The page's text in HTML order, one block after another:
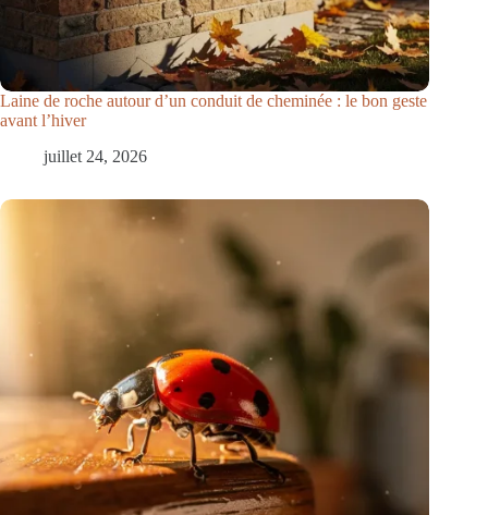
Laine de roche autour d’un conduit de cheminée : le bon geste
avant l’hiver
juillet 24, 2026